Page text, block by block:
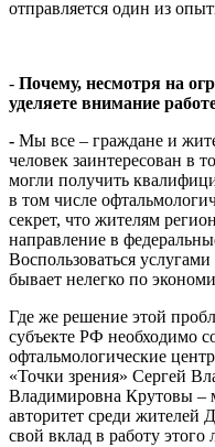
отправляется один из
- Почему, несмотря на
уделяете внимание
- Мы все – граждане и
человек заинтересован в
могли получить
в том числе
секрет, что жителям
направление в
Воспользоваться
бывает нелегко по
Где же решение этой
субъекте РФ необходимо
офтальмологические
«Точки зрения» Сергей
Владимировна Крутовы –
авторитет среди жителей
свой вклад в работу этого